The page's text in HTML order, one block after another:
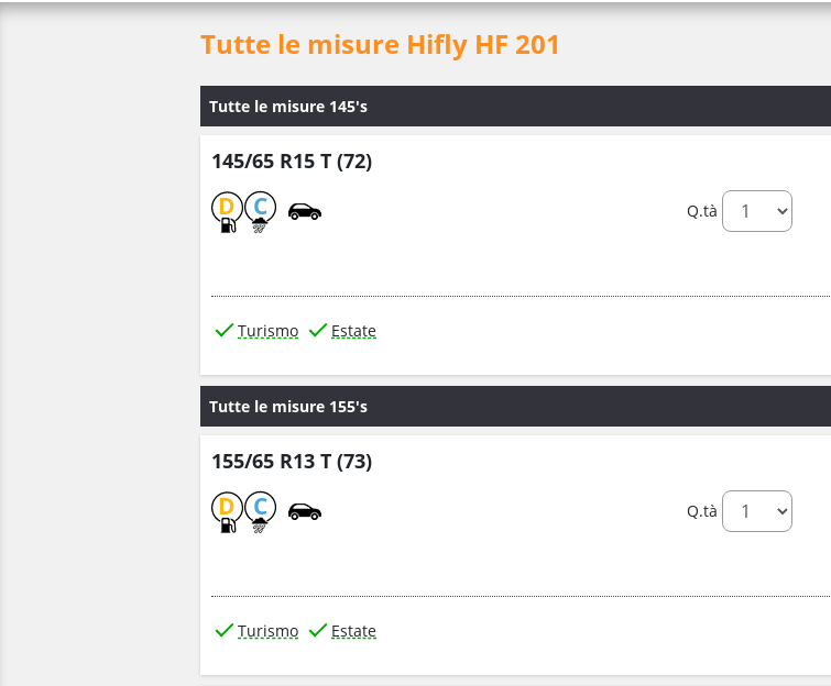
Tutte le misure Hifly HF 201
Tutte le misure 145's
145/65 R15 T (72)
D C Q.tà
Turismo Estate
Tutte le misure 155's
155/65 R13 T (73)
D C Q.tà
Turismo Estate